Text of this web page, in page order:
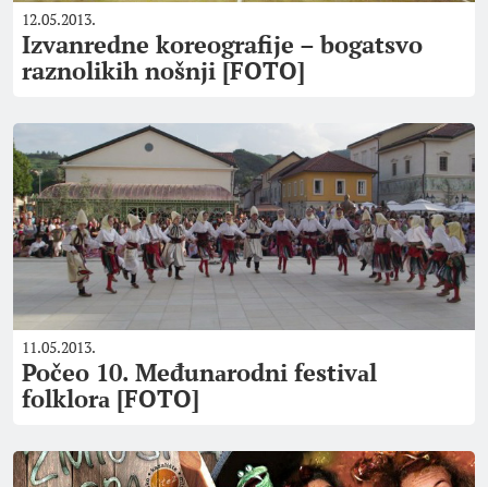
12.05.2013.
Izvanredne koreografije – bogatsvo
raznolikih nošnji [FOTO]
11.05.2013.
Počeo 10. Međunаrodni festivаl
folklorа [FOTO]